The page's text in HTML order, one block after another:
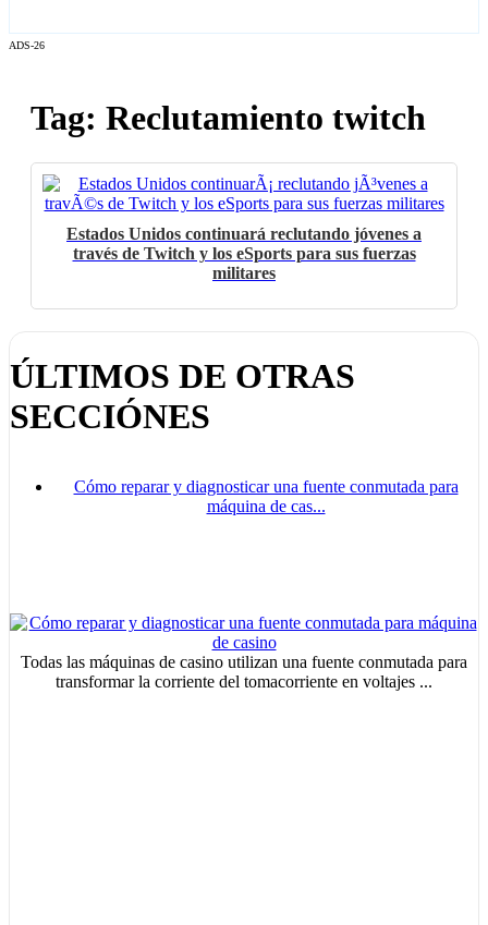
ADS-26
Tag: Reclutamiento twitch
Estados Unidos continuará reclutando jóvenes a
través de Twitch y los eSports para sus fuerzas
militares
ÚLTIMOS DE OTRAS
SECCIÓNES
Cómo reparar y diagnosticar una fuente conmutada para
máquina de cas...
Todas las máquinas de casino utilizan una fuente conmutada para
transformar la corriente del tomacorriente en voltajes ...